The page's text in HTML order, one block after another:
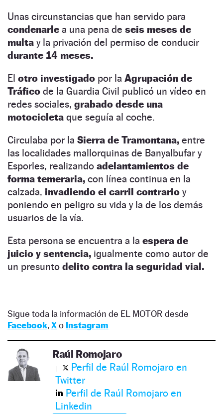
Unas circunstancias que han servido para
condenarle a una pena de seis meses de
multa y la privación del permiso de conducir
durante 14 meses.
El otro investigado por la Agrupación de
Tráfico de la Guardia Civil publicó un vídeo en
redes sociales, grabado desde una
motocicleta que seguía al coche.
Circulaba por la Sierra de Tramontana, entre
las localidades mallorquinas de Banyalbufar y
Esporles, realizando adelantamientos de
forma temeraria, con línea continua en la
calzada, invadiendo el carril contrario y
poniendo en peligro su vida y la de los demás
usuarios de la vía.
Esta persona se encuentra a la espera de
juicio y sentencia, igualmente como autor de
un presunto delito contra la seguridad vial.
Sigue toda la información de EL MOTOR desde
Facebook, Xo Instagram
Raúl Romojaro
Perfil de Raúl Romojaro en
Twitter
Perfil de Raúl Romojaro en
Linkedin